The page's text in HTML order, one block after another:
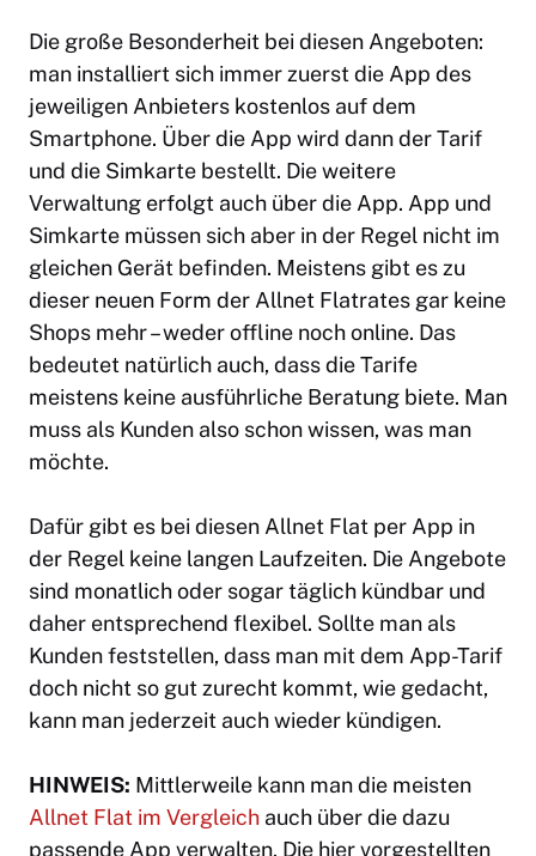
Die große Besonderheit bei diesen Angeboten:
man installiert sich immer zuerst die App des
jeweiligen Anbieters kostenlos auf dem
Smartphone. Über die App wird dann der Tarif
und die Simkarte bestellt. Die weitere
Verwaltung erfolgt auch über die App. App und
Simkarte müssen sich aber in der Regel nicht im
gleichen Gerät befinden. Meistens gibt es zu
dieser neuen Form der Allnet Flatrates gar keine
Shops mehr – weder offline noch online. Das
bedeutet natürlich auch, dass die Tarife
meistens keine ausführliche Beratung biete. Man
muss als Kunden also schon wissen, was man
möchte.
Dafür gibt es bei diesen Allnet Flat per App in
der Regel keine langen Laufzeiten. Die Angebote
sind monatlich oder sogar täglich kündbar und
daher entsprechend flexibel. Sollte man als
Kunden feststellen, dass man mit dem App-Tarif
doch nicht so gut zurecht kommt, wie gedacht,
kann man jederzeit auch wieder kündigen.
HINWEIS: Mittlerweile kann man die meisten
Allnet Flat im Vergleich auch über die dazu
passende App verwalten. Die hier vorgestellten